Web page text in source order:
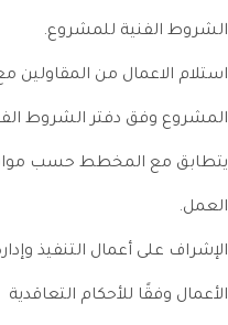
الشروط الفنية للمشروع.
استلام الاعمال من المقاولين
المشروع وفق دفتر الشروط
يتطابق مع المخطط حسب
العمل.
الإشراف على أعمال التنفيذ
الأعمال وفقًا للأحكام التعاقدية